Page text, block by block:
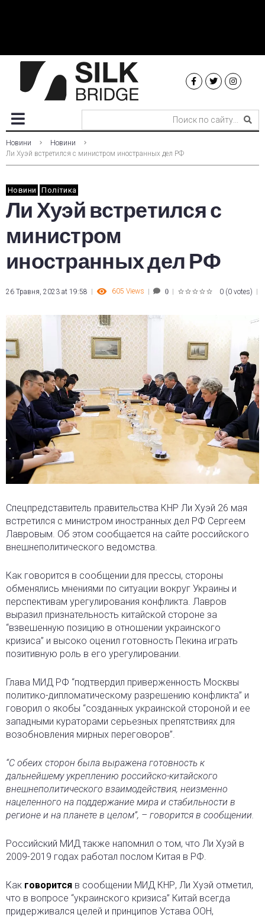
Новини
Новини
Ли Хуэй встретился с министром иностранных дел РФ
Новини Політика
Ли Хуэй встретился с
министром
иностранных дел РФ
26 Травня, 2023 at 19:58 605 Views 0 0 (0 votes)
Спецпредставитель правительства КНР Ли Хуэй 26 мая
встретился с министром иностранных дел РФ Сергеем
Лавровым. Об этом сообщается на сайте российского
внешнеполитического ведомства.
Как говорится в сообщении для прессы, стороны
обменялись мнениями по ситуации вокруг Украины и
перспективам урегулирования конфликта. Лавров
выразил признательность китайской стороне за
“взвешенную позицию в отношении украинского
кризиса” и высоко оценил готовность Пекина играть
позитивную роль в его урегулировании.
Глава МИД РФ “подтвердил приверженность Москвы
политико-дипломатическому разрешению конфликта” и
говорил о якобы “созданных украинской стороной и ее
западными кураторами серьезных препятствиях для
возобновления мирных переговоров”.
“С обеих сторон была выражена готовность к
дальнейшему укреплению российско-китайского
внешнеполитического взаимодействия, неизменно
нацеленного на поддержание мира и стабильности в
регионе и на планете в целом”, – говорится в сообщении.
Российский МИД также напомнил о том, что Ли Хуэй в
2009-2019 годах работал послом Китая в РФ.
Как говорится в сообщении МИД КНР, Ли Хуэй отметил,
что в вопросе “украинского кризиса” Китай всегда
придерживался целей и принципов Устава ООН,